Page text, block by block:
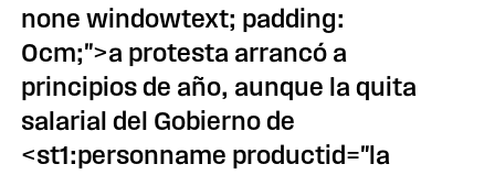
none windowtext; padding:
0cm;">a protesta arrancó a
principios de año, aunque la quita
salarial del Gobierno de
<st1:personname productid="la